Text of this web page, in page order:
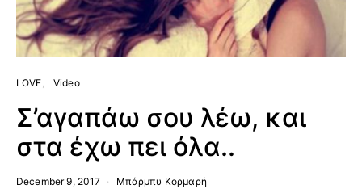
LOVE Video
Σ’αγαπάω σου λέω, και
στα έχω πει όλα..
December 9, 2017 Μπάρμπυ Κορμαρή